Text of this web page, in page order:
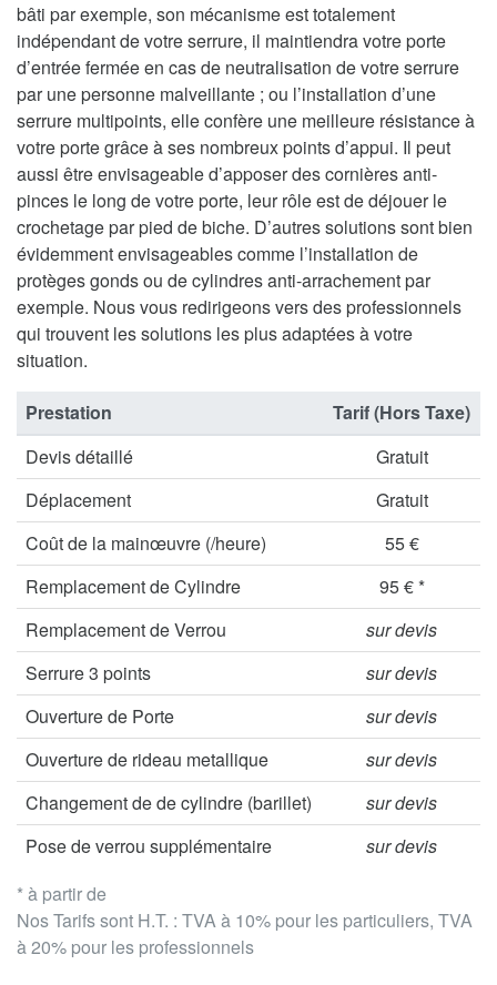
bâti par exemple, son mécanisme est totalement
indépendant de votre serrure, il maintiendra votre porte
d’entrée fermée en cas de neutralisation de votre serrure
par une personne malveillante ; ou l’installation d’une
serrure multipoints, elle confère une meilleure résistance à
votre porte grâce à ses nombreux points d’appui. Il peut
aussi être envisageable d’apposer des cornières anti-
pinces le long de votre porte, leur rôle est de déjouer le
crochetage par pied de biche. D’autres solutions sont bien
évidemment envisageables comme l’installation de
protèges gonds ou de cylindres anti-arrachement par
exemple. Nous vous redirigeons vers des professionnels
qui trouvent les solutions les plus adaptées à votre
situation.
* à partir de
Nos Tarifs sont H.T. : TVA à 10% pour les particuliers, TVA
à 20% pour les professionnels
Prestation
Tarif (Hors Taxe)
Devis détaillé
Gratuit
Déplacement
Gratuit
Coût de la mainœuvre (/heure)
55 €
Remplacement de Cylindre
95 € *
Remplacement de Verrou
sur devis
Serrure 3 points
sur devis
Ouverture de Porte
sur devis
Ouverture de rideau metallique
sur devis
Changement de de cylindre (barillet)
sur devis
Pose de verrou supplémentaire
sur devis